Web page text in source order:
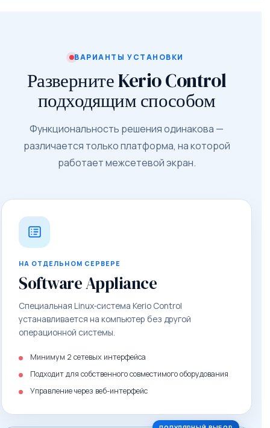
ВАРИАНТЫ УСТАНОВКИ
Разверните Kerio Control
подходящим способом
Функциональность решения одинакова —
различается только платформа, на которой
работает межсетевой экран.
НА ОТДЕЛЬНОМ СЕРВЕРЕ
Software Appliance
Специальная Linux‑система Kerio Control
устанавливается на компьютер без другой
операционной системы.
Минимум 2 сетевых интерфейса
Подходит для собственного совместимого оборудования
Управление через веб-интерфейс